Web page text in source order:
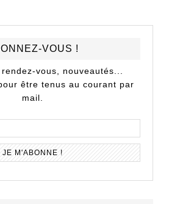
VOUS !
vous, nouveautés...
être tenus au courant par
mail.